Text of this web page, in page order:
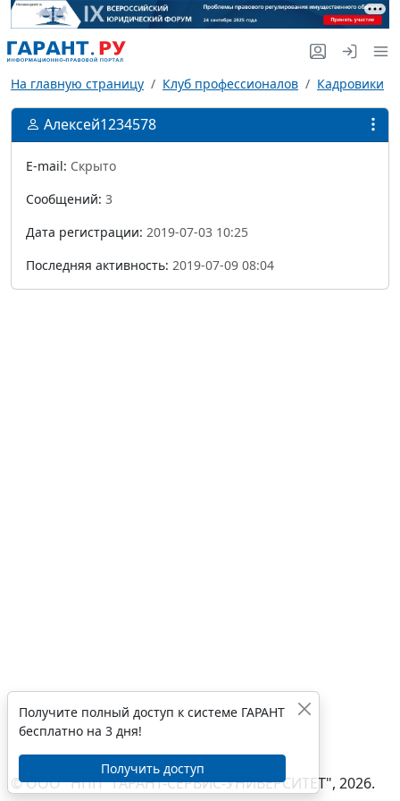
На главную страницу Клуб профессионалов Кадровики
Алексей1234578
E-mail: Скрыто
Сообщений: 3
Дата регистрации: 2019-07-03 10:25
Последняя активность: 2019-07-09 08:04
© ООО "НПП "ГАРАНТ-СЕРВИС-УНИВЕРСИТЕТ", 2026.
Получите полный доступ к системе ГАРАНТ
бесплатно на 3 дня!
Получить доступ